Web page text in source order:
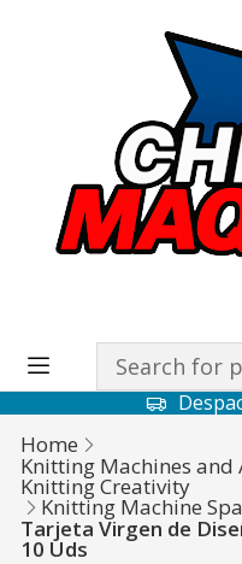
Home
Knitting Machines and
Knitting Creativity
Knitting Machine
Tarjeta Virgen de
10 Uds